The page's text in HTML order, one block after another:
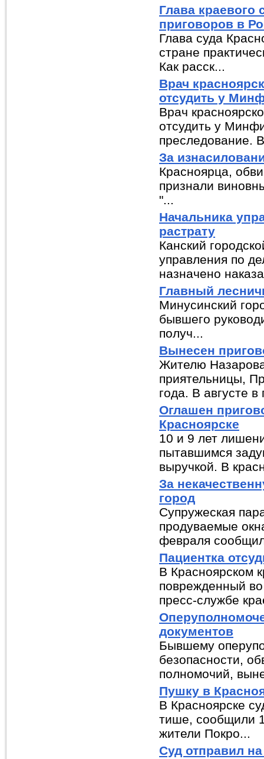
Глава краевого
приговоров в
Глава суда
стране
Как расск...
Врач
отсудить у
Врач
отсудить у
преследование.
За
Красноярца,
признали
"...
Начальника
растрату
Канский
управления по
назначено
Главный
Минусинский
бывшего
получ...
Вынесен
Жителю
приятельницы,
года. В августе в
Оглашен
Красноярске
10 и 9 лет
пытавшимся
выручкой. В
За
город
Супружеская
продуваемые
февраля
Пациентка
В Красноярском
поврежденный
пресс-службе
документов
Бывшему
безопасности,
полномочий,
Пушку в
В Красноярске
тише, сообщили
жители Покро...
Суд отправил